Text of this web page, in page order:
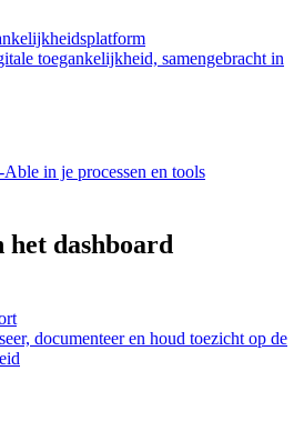
toegankelijkheid, samengebracht in
in je processen en tools
het dashboard
documenteer en houd toezicht op de